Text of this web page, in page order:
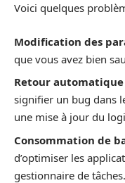
Voici quelques
Modification des
que vous avez bien
Retour
signifier un bug dans
une mise à jour du
Consommation de
d’optimiser les
gestionnaire de tâches.